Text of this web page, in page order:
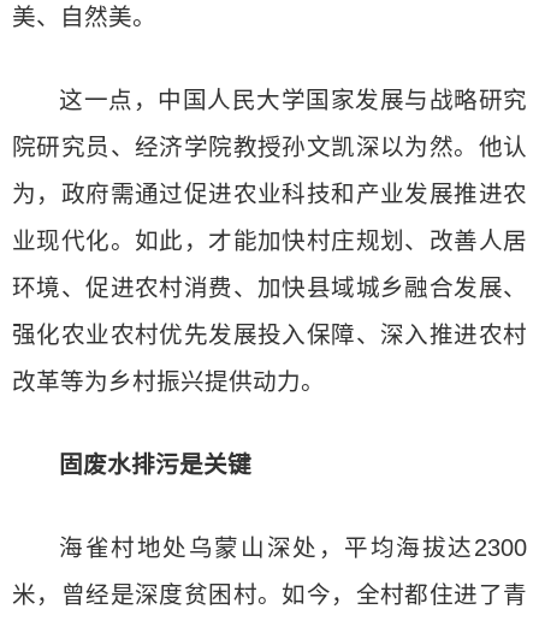
美、自然美。
这一点，中国人民大学国家发展与战略研究
院研究员、经济学院教授孙文凯深以为然。他认
为，政府需通过促进农业科技和产业发展推进农
业现代化。如此，才能加快村庄规划、改善人居
环境、促进农村消费、加快县域城乡融合发展、
强化农业农村优先发展投入保障、深入推进农村
改革等为乡村振兴提供动力。
固废水排污是关键
海雀村地处乌蒙山深处，平均海拔达2300
米，曾经是深度贫困村。如今，全村都住进了青